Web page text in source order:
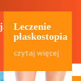
Leczenie
płaskostopia
czytaj więcej